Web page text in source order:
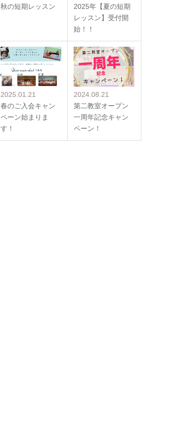
秋の短期レッスン
2025年【夏の短期
レッスン】受付開
始！！
2025.01.21
春のご入会キャン
ペーン始まりま
す！
2024.08.21
第二教室オープン
一周年記念キャン
ペーン！